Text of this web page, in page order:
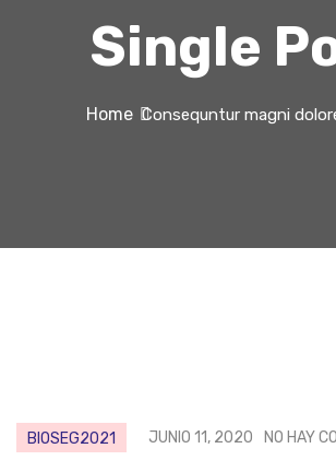
Single
HomeConsequntur magni
BIOSEG2021 JUNIO 11, 2020 NO HAY